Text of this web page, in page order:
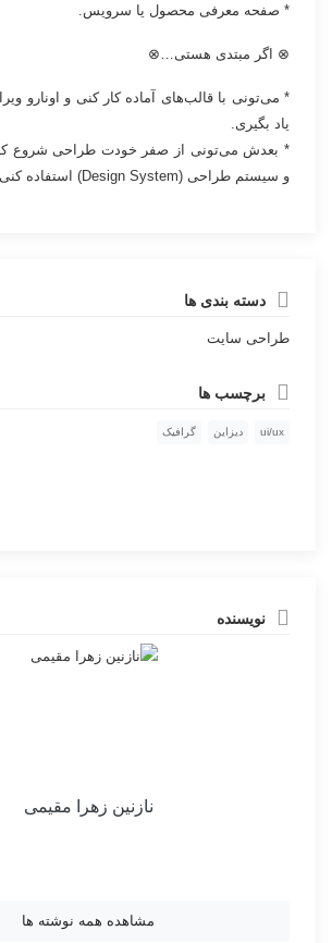
* صفحه معرفی محصول یا سرویس.
⊗ اگر مبتدی هستی…⊗
* می‌تونی با قالب‌های آماده کار کنی و اونارو
یاد بگیری.
* بعدش می‌تونی از صفر خودت طراحی شروع
و سیستم طراحی (Design System) استفاده کنی.
دسته بندی ها
طراحی سایت
برچسب ها
ui/ux دیزاین گرافیک
نویسنده
نازنین زهرا مقیمی
مشاهده همه نوشته ها